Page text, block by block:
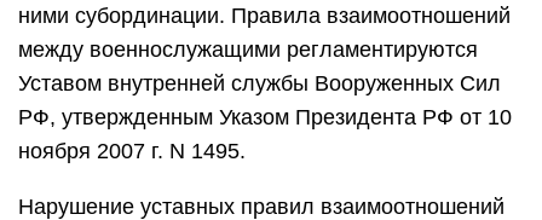
ними субординации. Правила взаимоотношений
между военнослужащими регламентируются
Уставом внутренней службы Вооруженных Сил
РФ, утвержденным Указом Президента РФ от 10
ноября 2007 г. N 1495.
Нарушение уставных правил взаимоотношений